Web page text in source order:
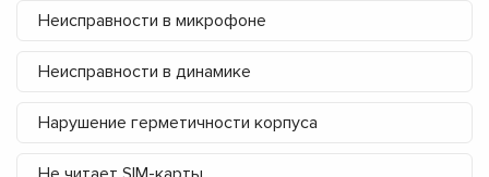
Неисправности в микрофоне
Неисправности в динамике
Нарушение герметичности корпуса